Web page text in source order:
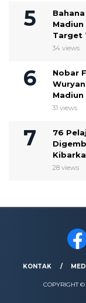
Target
34 views
Nobar
31 views
76
28 views
KONTAK
COPYRIGHT